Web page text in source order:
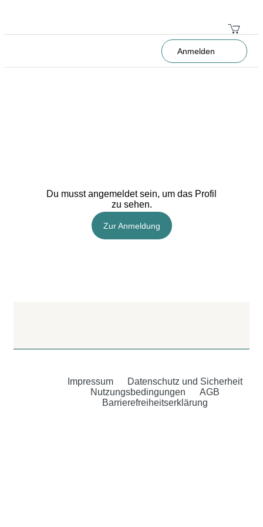
Anmelden
Du musst angemeldet sein, um das Profil
zu sehen.
Zur Anmeldung
Impressum
Datenschutz und Sicherheit
Nutzungsbedingungen
AGB
Barrierefreiheitserklärung